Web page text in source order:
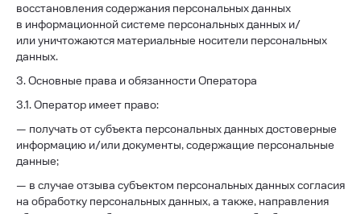
восстановления содержания персональных данных
в информационной системе персональных данных и/
или уничтожаются материальные носители персональных
данных.
3. Основные права и обязанности Оператора
3.1. Оператор имеет право:
— получать от субъекта персональных данных достоверные
информацию и/или документы, содержащие персональные
данные;
— в случае отзыва субъектом персональных данных согласия
на обработку персональных данных, а также, направления